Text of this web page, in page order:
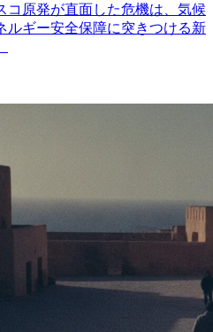
コ原発が直面した危機は、気候
ルギー安全保障に突きつける新